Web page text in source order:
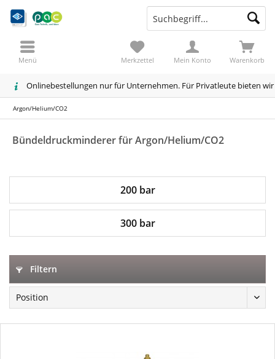
Onlinebestellungen nur für Unternehmen. Für Privatleute bieten
Warenkorb
Merkzettel Mein Konto
Menü
Argon/Helium/CO2
Bündeldruckminderer für Argon/Helium/CO2
200 bar
300 bar
Filtern